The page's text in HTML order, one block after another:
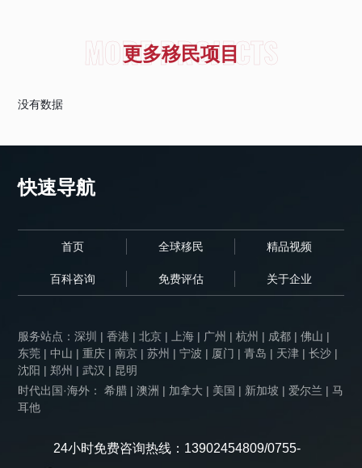
更多移民项目
MORE PROJECTS
没有数据
快速导航
首页 全球移民 精品视频
百科咨询 免费评估 关于企业
服务站点：深圳 |香港 |北京 | 上海 | 广州 |杭州 | 成都 |佛山 |
东莞 |中山 |重庆 |南京 |苏州 |宁波 | 厦门 |青岛 | 天津 |长沙 |
沈阳 |郑州 |武汉 | 昆明
时代出国·海外： 希腊 | 澳洲 | 加拿大 | 美国 | 新加坡 | 爱尔兰 | 马
耳他
24小时免费咨询热线：13902454809/0755-